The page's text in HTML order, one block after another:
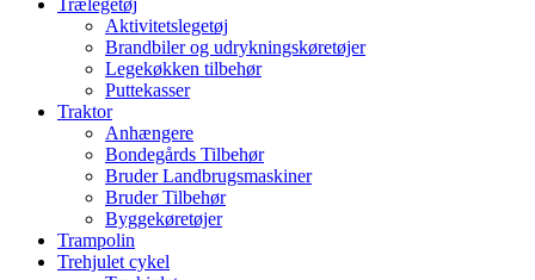
Trælegetøj
Aktivitetslegetøj
Brandbiler og udrykningskøretøjer
Legekøkken tilbehør
Puttekasser
Traktor
Anhængere
Bondegårds Tilbehør
Bruder Landbrugsmaskiner
Bruder Tilbehør
Byggekøretøjer
Trampolin
Trehjulet cykel